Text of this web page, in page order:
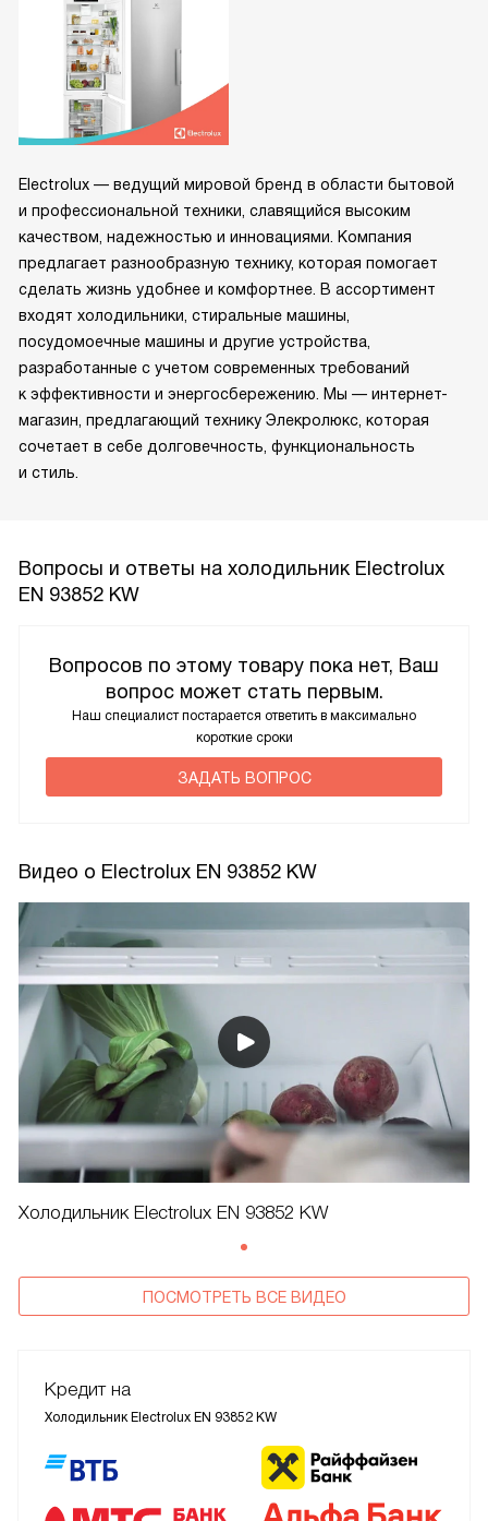
Electrolux — ведущий мировой бренд в области бытовой
и профессиональной техники, славящийся высоким
качеством, надежностью и инновациями. Компания
предлагает разнообразную технику, которая помогает
сделать жизнь удобнее и комфортнее. В ассортимент
входят холодильники, стиральные машины,
посудомоечные машины и другие устройства,
разработанные с учетом современных требований
к эффективности и энергосбережению. Мы — интернет-
магазин, предлагающий технику Элекролюкс, которая
сочетает в себе долговечность, функциональность
и стиль.
Вопросы и ответы на холодильник Electrolux
EN 93852 KW
Вопросов по этому товару пока нет, Ваш
вопрос может стать первым.
Наш специалист постарается ответить в максимально
короткие сроки
ЗАДАТЬ ВОПРОС
Видео о Electrolux EN 93852 KW
Холодильник Electrolux EN 93852 KW
ПОСМОТРЕТЬ ВСЕ ВИДЕО
Кредит на
Холодильник Electrolux EN 93852 KW